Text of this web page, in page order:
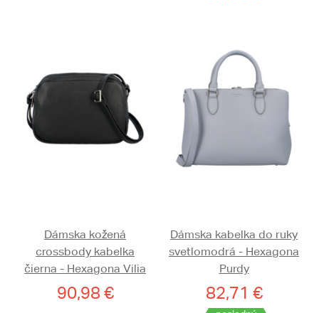
Dámska kožená
crossbody kabelka
čierna - Hexagona Vilia
90,98 €
Dámska kabelka do ruky
svetlomodrá - Hexagona
Purdy
82,71 €